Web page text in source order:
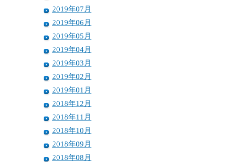
2019年07月
2019年06月
2019年05月
2019年04月
2019年03月
2019年02月
2019年01月
2018年12月
2018年11月
2018年10月
2018年09月
2018年08月